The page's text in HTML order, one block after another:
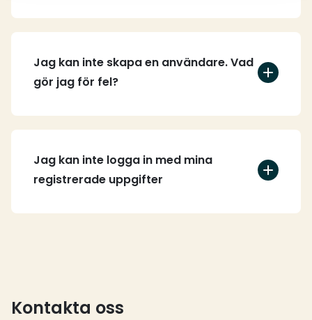
Jag kan inte skapa en användare. Vad
gör jag för fel?
Jag kan inte logga in med mina
registrerade uppgifter
Kontakta oss